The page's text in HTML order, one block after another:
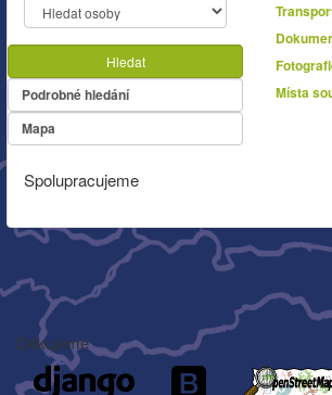
Hledat
Podrobné hledání
Mapa
Místa
Spolupracujeme
Děkujeme